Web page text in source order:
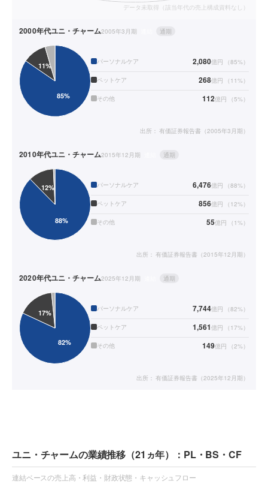
データ未取得（該当年代の売上構成資料なし）
2000年代ユニ・チャーム2005年3月期 通期
パーソナルケア 2,080億円 （85%）
ペットケア 268億円 （ 11%）
その他 112億円 （5%）
出所： 有価証券報告書（2005年3月期）
2010年代ユニ・チャーム2015年12月期 通期
パーソナルケア 6,476億円 （88%）
ペットケア 856億円 （ 12%）
その他 55億円 （ 1%）
出所： 有価証券報告書（2015年12月期）
2020年代ユニ・チャーム2025年12月期 通期
パーソナルケア 7,744億円 （82%）
ペットケア 1,561億円 （ 17%）
その他 149億円 （2%）
出所： 有価証券報告書（2025年12月期）
ユニ・チャームの業績推移（21ヵ年）：PL・BS・CF
連結ベースの売上高・利益・財政状態・キャッシュフロー